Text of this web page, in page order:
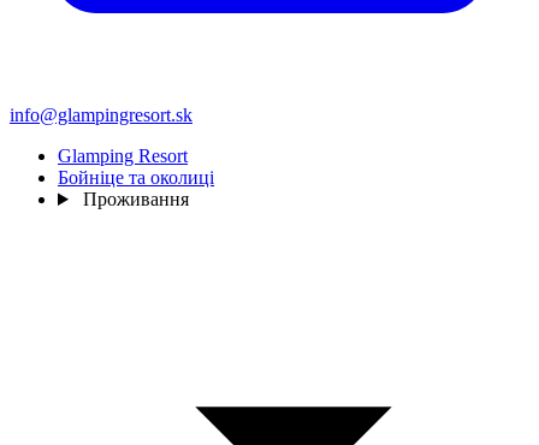
info@glampingresort.sk
Glamping Resort
Бойніце та околиці
Проживання